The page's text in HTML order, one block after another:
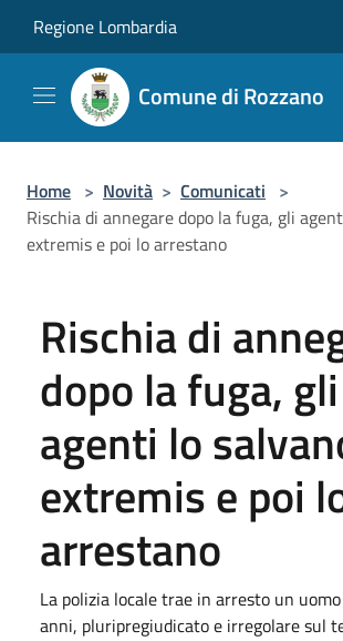
Regione Lombardia
Comune di Rozzano
Home > Novità > Comunicati >
Rischia di annegare dopo la fuga, gli
extremis e poi lo arrestano
Rischia di
dopo la fuga, gli
agenti lo
extremis e poi
arrestano
La polizia locale trae in arresto un
anni, pluripregiudicato e irregolare sul